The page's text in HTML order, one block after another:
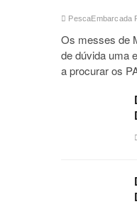
PescaEmbarcada
Os messes de
de dúvida uma
a procurar os